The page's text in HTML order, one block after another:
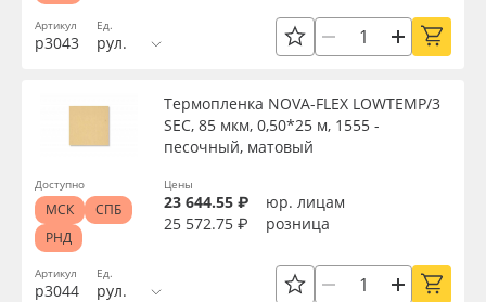
Артикул
р3043
Ед.
рул.
Артикул
р3044
Термопленка NOVA-FLEX LOWTEMP/3
SEC, 85 мкм, 0,50*25 м, 1555 -
песочный, матовый
Ед.
рул.
Цены
23 644.55 ₽
юр. лицам
25 572.75 ₽
розница
Доступно
МСК
СПБ
РНД